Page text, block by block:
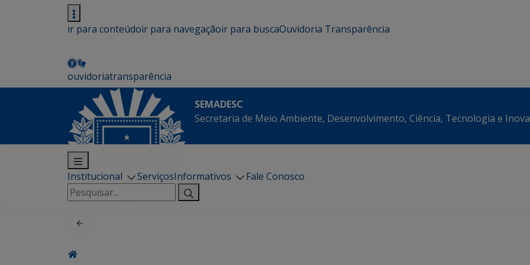
ir para conteúdoir para navegaçãoir para buscaOuvidoria Transparência
ouvidoriatransparência
SEMADESC
Secretaria de Meio Ambiente, Desenvolvimento, Ciência, Tecnologia e
Institucional ServiçosInformativos
Fale Conosco
Pesquisar
por: